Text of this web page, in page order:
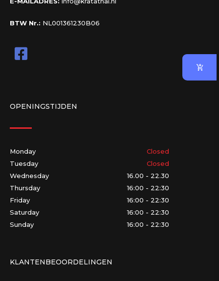
BTW Nr.: NL001361230B06
OPENINGSTIJDEN
Monday
Closed
Tuesday
Closed
Wednesday
16.00 - 22.30
Thursday
16:00 - 22:30
Friday
16:00 - 22:30
Saturday
16:00 - 22:30
Sunday
16:00 - 22:30
KLANTENBEOORDELINGEN